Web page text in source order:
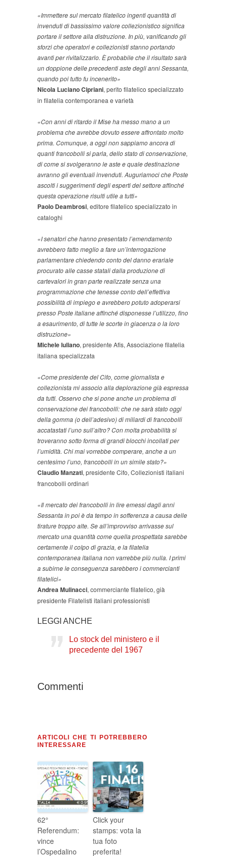
«Immettere sul mercato filatelico ingenti quantità di
invenduti di bassissimo valore collezionistico significa
portare il settore alla distruzione. In più, vanificando gli
sforzi che operatori e collezionisti stanno portando
avanti per rivitalizzarlo. È probabile che il risultato sarà
un doppione delle precedenti aste degli anni Sessanta,
quando poi tutto fu incenerito»
Nicola Luciano Cipriani, perito filatelico specializzato
in filatelia contemporanea e varietà
«Con anni di ritardo il Mise ha messo mano a un
problema che avrebbe dovuto essere affrontato molto
prima. Comunque, a oggi non sappiamo ancora di
quanti francobolli si parla, dello stato di conservazione,
di come si svolgeranno le aste e quale destinazione
avranno gli eventuali invenduti. Auguriamoci che Poste
ascolti i suggerimenti degli esperti del settore affinché
questa operazione risulti utile a tutti»
Paolo Deambrosi, editore filatelico specializzato in
cataloghi
«I senatori che hanno presentato l’emendamento
avrebbero fatto meglio a fare un’interrogazione
parlamentare chiedendo conto del danno erariale
procurato alle casse statali dalla produzione di
cartevalori in gran parte realizzate senza una
programmazione che tenesse conto dell’effettiva
possibilità di impiego e avrebbero potuto adoperarsi
presso Poste italiane affinché disponesse l’utilizzo, fino
a esaurimento, di tutte le scorte in giacenza o la loro
distruzione»
Michele Iuliano, presidente Afis, Associazione filatelia
italiana specializzata
«Come presidente del Cifo, come giornalista e
collezionista mi associo alla deplorazione già espressa
da tutti. Osservo che si pone anche un problema di
conservazione dei francobolli: che ne sarà stato oggi
della gomma (o dell’adesivo) di miliardi di francobolli
accatastati l’uno sull’altro? Con molta probabilità si
troveranno sotto forma di grandi blocchi incollati per
l’umidità. Chi mai vorrebbe comperare, anche a un
centesimo l’uno, francobolli in un simile stato?»
Claudio Manzati, presidente Cifo, Collezionisti italiani
francobolli ordinari
«Il mercato dei francobolli in lire emessi dagli anni
Sessanta in poi è da tempo in sofferenza a causa delle
tirature troppo alte. Se all’improvviso arrivasse sul
mercato una quantità come quella prospettata sarebbe
certamente il colpo di grazia, e la filatelia
contemporanea italiana non varrebbe più nulla. I primi
a subirne le conseguenza sarebbero i commercianti
filatelici»
Andrea Mulinacci, commerciante filatelico, già
presidente Filatelisti italiani professionisti
LEGGI ANCHE
Lo stock del ministero e il
precedente del 1967
Commenti
ARTICOLI CHE TI POTREBBERO
INTERESSARE
62°
Referendum:
vince
l’Ospedalino
Click your
stamps: vota la
tua foto
preferita!